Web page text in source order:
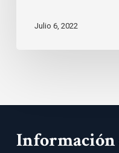
Julio 6, 2022
Información